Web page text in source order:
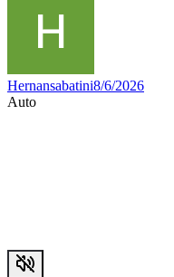
Hernansabatini8/6/2026
Auto